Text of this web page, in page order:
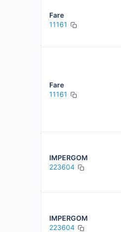
Fare
11161
Fare
11161
IMPERGOM
223604
IMPERGOM
223604